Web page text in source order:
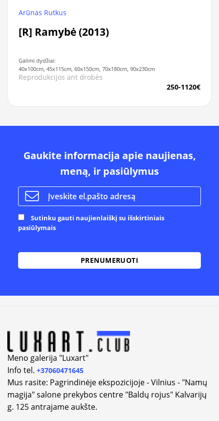
Arūnas Rutkus
[R] Ramybė (2013)
Galimi dydžiai:
40x100cm, 45x115cm, 60x150cm, 70x180cm, 90x230cm
Reprodukcijos ant drobės
250-1120€
Gaukite informacija apie naujienas,
meną, ir pasiūlymus
Sutinku gauti naujienlaiškį su išskirtiniais
pasiūlymais
Meno galerija "Luxart"
Info tel. +37060471645
Mus rasite: Pagrindinėje ekspozicijoje - Vilnius - "Namų
magija" salone prekybos centre "Baldų rojus" Kalvarijų
g. 125 antrajame aukšte.